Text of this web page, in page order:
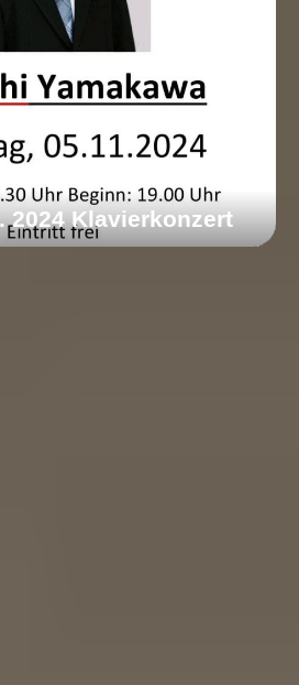
2024 Klavierkonzert